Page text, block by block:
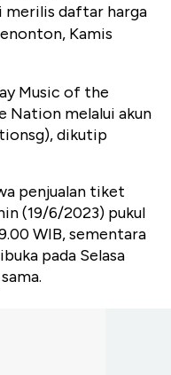
merilis daftar harga
Kamis
Music of the
Nation melalui akun
dikutip
penjualan tiket
(19/6/2023) pukul
WIB, sementara
pada Selasa